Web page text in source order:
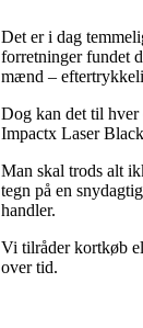
Det er i dag
forretninger fundet
mænd –
Dog kan det til hver
Impactx Laser
Man skal trods alt
tegn på en
handler.
Vi tilråder kortkøb
over tid.